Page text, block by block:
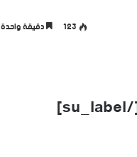
123
دقيقة واحدة
[su_label type=”warning”]كريترنيوز / العاصمه عدن /خاص[/su_label]